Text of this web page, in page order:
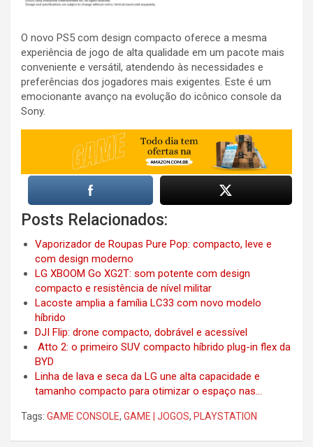
O novo PS5 com design compacto oferece a mesma
experiência de jogo de alta qualidade em um pacote mais
conveniente e versátil, atendendo às necessidades e
preferências dos jogadores mais exigentes. Este é um
emocionante avanço na evolução do icônico console da
Sony.
Posts Relacionados:
Vaporizador de Roupas Pure Pop: compacto, leve e
com design moderno
LG XBOOM Go XG2T: som potente com design
compacto e resistência de nível militar
Lacoste amplia a família LC33 com novo modelo
híbrido
DJI Flip: drone compacto, dobrável e acessível
Atto 2: o primeiro SUV compacto híbrido plug-in flex da
BYD
Linha de lava e seca da LG une alta capacidade e
tamanho compacto para otimizar o espaço nas…
Tags: GAME CONSOLE, GAME | JOGOS, PLAYSTATION